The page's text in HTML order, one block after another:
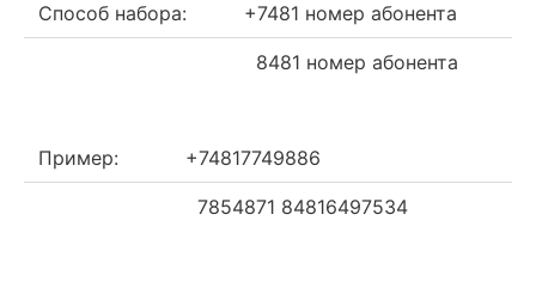
Способ набора: +7481 номер абонента
8481 номер абонента
Пример: +74817749886
7854871 84816497534